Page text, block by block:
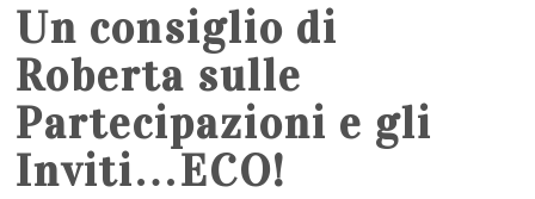
Un consiglio di
Roberta sulle
Partecipazioni e gli
Inviti…ECO!